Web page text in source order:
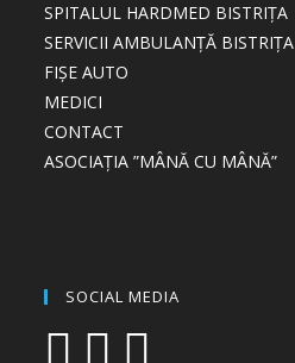
SPITALUL HARDMED BISTRIȚA
SERVICII AMBULANȚĂ BISTRIȚA
FIȘE AUTO
MEDICI
CONTACT
ASOCIAȚIA ”MÂNĂ CU MÂNĂ”
SOCIAL MEDIA